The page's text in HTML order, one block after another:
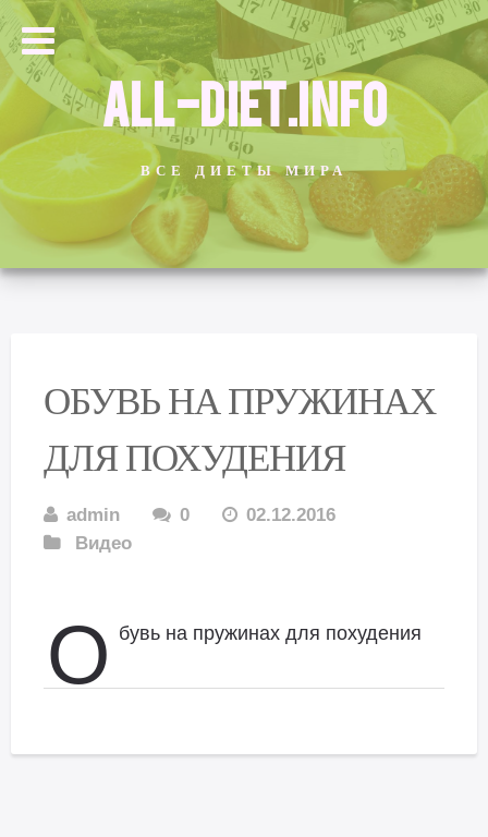
ALL-DIET.INFO
ВСЕ ДИЕТЫ МИРА
ОБУВЬ НА ПРУЖИНАХ
ДЛЯ ПОХУДЕНИЯ
admin 0
02.12.2016
Видео
О бувь на пружинах для похудения